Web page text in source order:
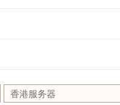
香港服务器